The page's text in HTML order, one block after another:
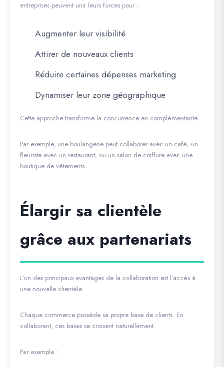
entreprises peuvent unir leurs forces pour :
Augmenter leur visibilité
Attirer de nouveaux clients
Réduire certaines dépenses marketing
Dynamiser leur zone géographique
Cette approche transforme la concurrence en complémentarité.
Par exemple, une boulangerie peut collaborer avec un café, un
fleuriste avec un restaurant, ou un salon de coiffure avec une
boutique de vêtements.
Élargir sa clientèle
grâce aux partenariats
L’un des principaux avantages de la collaboration est l’accès à
une nouvelle clientèle.
Chaque commerce possède sa propre base de clients. En
collaborant, ces bases se croisent naturellement.
Par exemple :